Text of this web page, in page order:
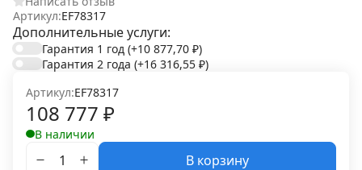
Артикул:EF78317
Дополнительные услуги:
Гарантия 1 год (+10 877,70 ₽)
Гарантия 2 года (+16 316,55 ₽)
Артикул:EF78317
108 777 ₽
В наличии
В корзину